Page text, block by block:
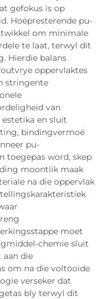
gefokus is op
Hoëpresterende pu-
om minimale
te laat, terwyl dit
Hierdie balans
oppervlaktes
stringente
van
en sluit
bindingvermoë
pu-
toegepas word, skep
moontlik maak
na die oppervlak
moet
chemie sluit
aan die
om na die voltooide
verseker dat
bly terwyl dit